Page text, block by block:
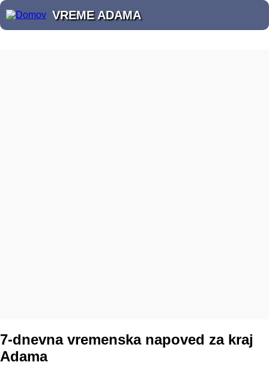
VREME ADAMA
7-dnevna vremenska napoved za kraj
Adama